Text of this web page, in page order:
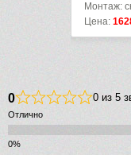
Монтаж:
Цена:
0 0 из 5
Отлично